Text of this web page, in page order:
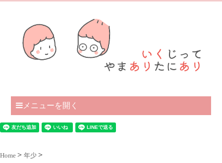
メニューを開く
Home 年少